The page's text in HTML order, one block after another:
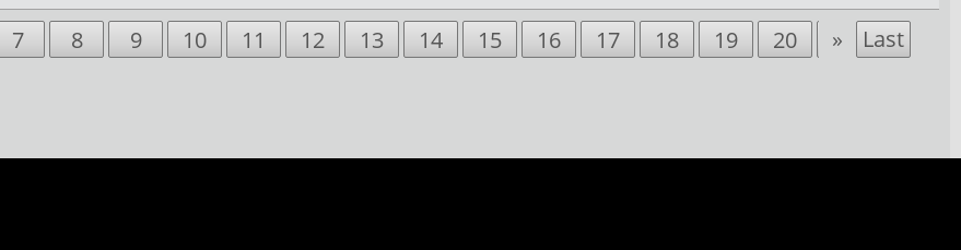
7 8 9 10 11 12 13 14 15 16 17 18 19 20 21 22
» Last